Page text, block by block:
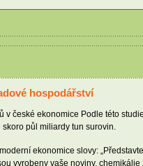
hospodářství
české ekonomice Podle této
půl miliardy tun surovin.
ekonomice slovy:
vyrobeny vaše noviny,